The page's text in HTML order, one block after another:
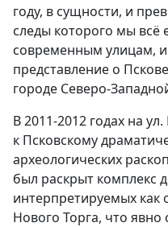
году, в сущности, и
следы которого мы
современным улицам,
представление о
городе Северо-
В 2011-2012 годах на
к Псковскому
археологических
был раскрыт комплекс
интерпретируемых как
Нового Торга, что